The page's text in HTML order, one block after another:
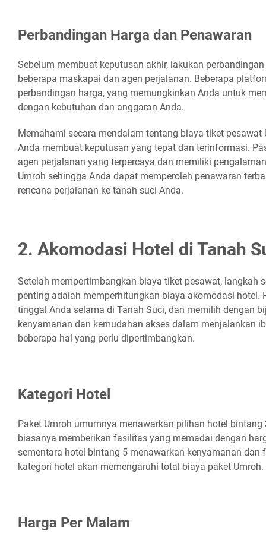
Perbandingan Harga dan Penawaran
Sebelum membuat keputusan akhir, lakukan
beberapa maskapai dan agen perjalanan. Beberapa
perbandingan harga, yang memungkinkan Anda untuk
dengan kebutuhan dan anggaran Anda.
Memahami secara mendalam tentang biaya tiket pesawat
Anda membuat keputusan yang tepat dan terinformasi.
agen perjalanan yang terpercaya dan memiliki
Umroh sehingga Anda dapat memperoleh penawaran
rencana perjalanan ke tanah suci Anda.
2. Akomodasi Hotel di Tanah
Setelah mempertimbangkan biaya tiket pesawat, langkah
penting adalah memperhitungkan biaya akomodasi hotel.
tinggal Anda selama di Tanah Suci, dan memilih dengan
kenyamanan dan kemudahan akses dalam menjalankan
beberapa hal yang perlu dipertimbangkan.
Kategori Hotel
Paket Umroh umumnya menawarkan pilihan hotel
biasanya memberikan fasilitas yang memadai dengan
sementara hotel bintang 5 menawarkan kenyamanan
kategori hotel akan memengaruhi total biaya paket Umroh.
Harga Per Malam